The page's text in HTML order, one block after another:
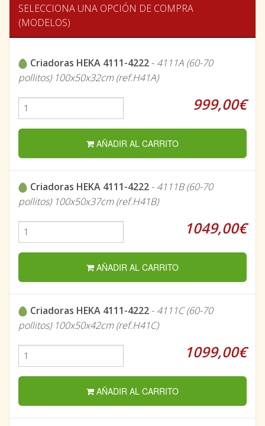
SELECCIONA UNA OPCIÓN DE COMPRA
(MODELOS)
Criadoras HEKA 4111-4222- 4111A (60-70
pollitos) 100x50x32cm (ref.H41A)
999,00€
AÑADIR AL CARRITO
Criadoras HEKA 4111-4222- 4111B (60-70
pollitos) 100x50x37cm (ref.H41B)
1049,00€
AÑADIR AL CARRITO
Criadoras HEKA 4111-4222- 4111C (60-70
pollitos) 100x50x42cm (ref.H41C)
1099,00€
AÑADIR AL CARRITO